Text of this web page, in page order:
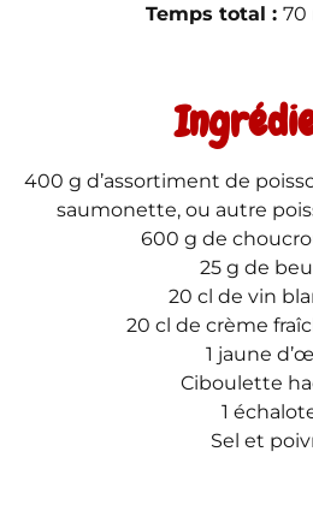
Temps total : 70
400 g d’assortiment de
saumonette, ou autre
600 g de
25 g de
20 cl de vin
20 cl de crème
1 jaune
Ciboulette
1
Sel et